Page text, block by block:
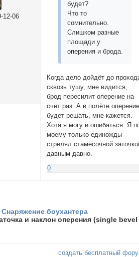
12-06
будет?
Что то
сомнительно.
Слишком разные
площади у
оперения и брода.
Когда дело дойдёт до
сквозь тушу, мне видится,
брод пересилит оперение на
счёт раз. А в полёте
будет решать, мне кажется.
Хотя я могу и ошибаться. Я
моему только единожды
стрелял стамесочной
давным давно.
0
Снаряжение боухантера
и наклон оперения (single bevel
создать бесплатный